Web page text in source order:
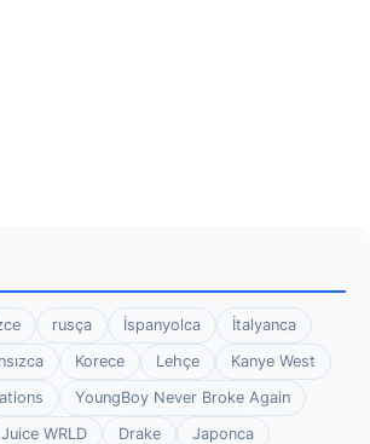
rusça İspanyolca
İtalyanca
Korece Lehçe
Kanye West
YoungBoy Never Broke Again
Juice WRLD Drake
Japonca